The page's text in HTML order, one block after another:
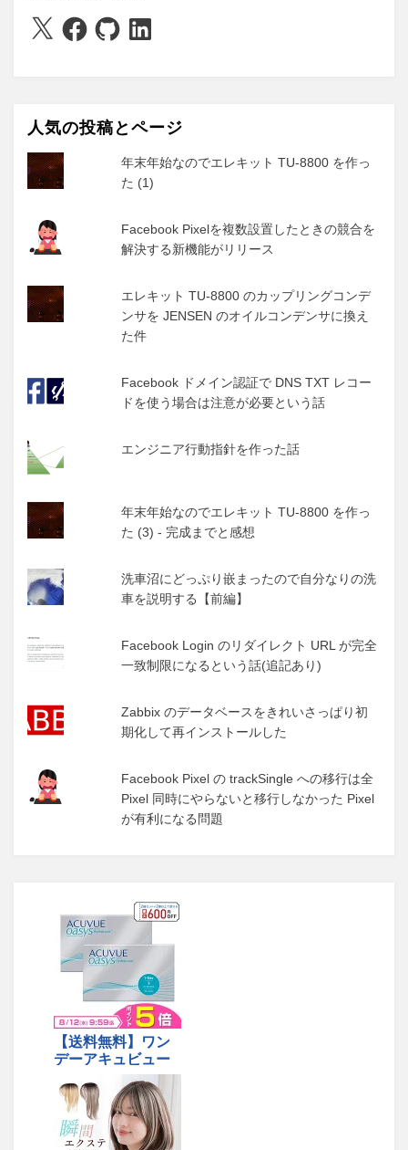
X Facebook
GitHubLinkedIn
人気の投稿とページ
年末年始なのでエレキット TU-8800 を作っ
た (1)
Facebook Pixelを複数設置したときの競合を
解決する新機能がリリース
エレキット TU-8800 のカップリングコンデ
ンサを JENSEN のオイルコンデンサに換え
た件
Facebook ドメイン認証で DNS TXT レコー
ドを使う場合は注意が必要という話
エンジニア行動指針を作った話
年末年始なのでエレキット TU-8800 を作っ
た (3) - 完成までと感想
洗車沼にどっぷり嵌まったので自分なりの洗
車を説明する【前編】
Facebook Login のリダイレクト URL が完全
一致制限になるという話(追記あり)
Zabbix のデータベースをきれいさっぱり初
期化して再インストールした
Facebook Pixel の trackSingle への移行は全
Pixel 同時にやらないと移行しなかった Pixel
が有利になる問題